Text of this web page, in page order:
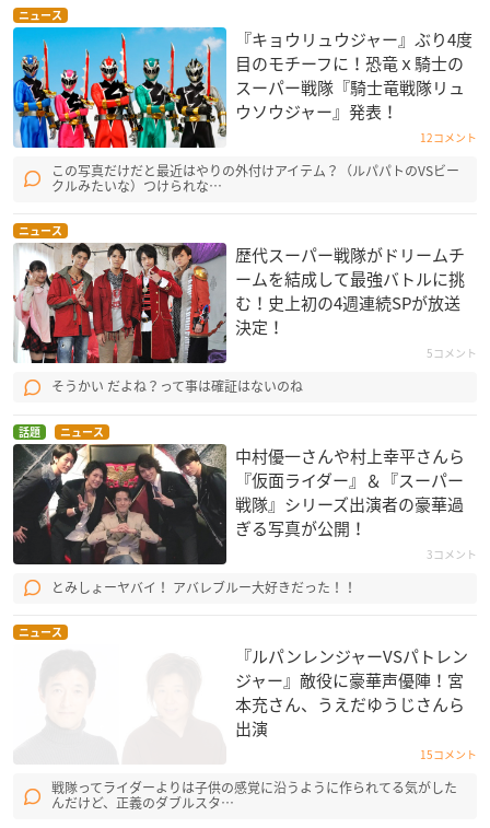
ニュース
『キョウリュウジャー』ぶり4度
目のモチーフに！恐竜ｘ騎士の
スーパー戦隊『騎士竜戦隊リュ
ウソウジャー』発表！
12コメント
この写真だけだと最近はやりの外付けアイテム？（ルパパトのVSビー
クルみたいな）つけられな…
ニュース
歴代スーパー戦隊がドリームチ
ームを結成して最強バトルに挑
む！史上初の4週連続SPが放送
決定！
5コメント
そうかい だよね？って事は確証はないのね
話題 ニュース
中村優一さんや村上幸平さんら
『仮面ライダー』＆『スーパー
戦隊』シリーズ出演者の豪華過
ぎる写真が公開！
3コメント
とみしょーヤバイ！ アバレブルー大好きだった！！
ニュース
『ルパンレンジャーVSパトレン
ジャー』敵役に豪華声優陣！宮
本充さん、うえだゆうじさんら
出演
15コメント
戦隊ってライダーよりは子供の感覚に沿うように作られてる気がした
んだけど、正義のダブルスタ…